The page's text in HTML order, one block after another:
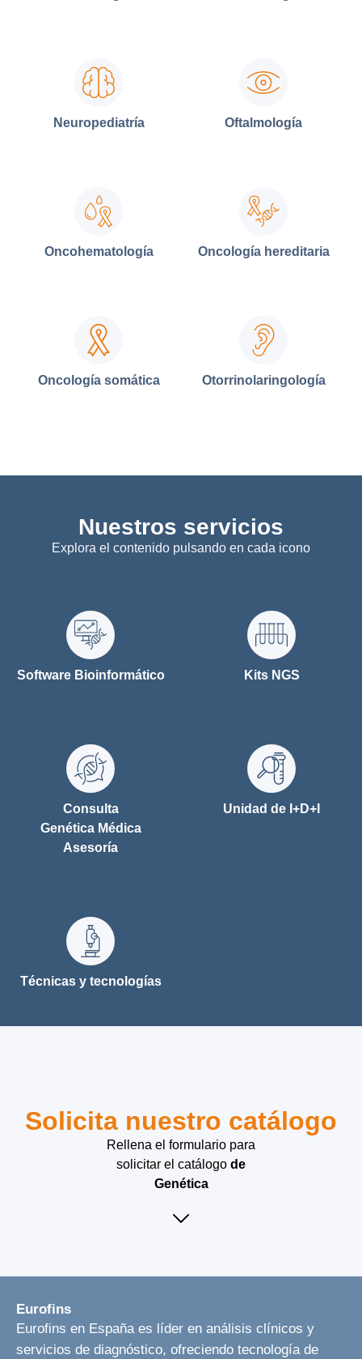
Neuropediatría Oftalmología
Oncohematología Oncología hereditaria
Oncología somática Otorrinolaringología
Nuestros servicios
Explora el contenido pulsando en cada icono
Software Bioinformático Kits NGS
Consulta
Genética Médica
Asesoría
Unidad de I+D+I
Técnicas y tecnologías
Solicita nuestro catálogo
Rellena el formulario para
solicitar el catálogo de
Genética
Eurofins
Eurofins en España es líder en análisis clínicos y
servicios de diagnóstico, ofreciendo tecnología de